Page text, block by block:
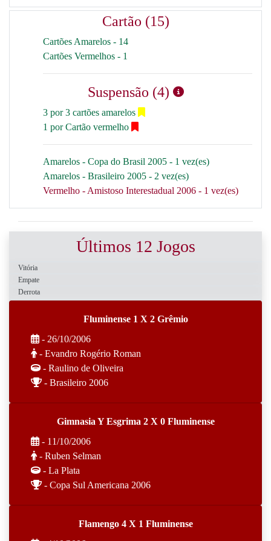
Cartão (15)
Cartões Amarelos - 14
Cartões Vermelhos - 1
Suspensão (4)
3 por 3 cartões amarelos
1 por Cartão vermelho
Amarelos - Copa do Brasil 2005 - 1 vez(es)
Amarelos - Brasileiro 2005 - 2 vez(es)
Vermelho - Amistoso Interestadual 2006 - 1 vez(es)
Últimos 12 Jogos
Vitória
Empate
Derrota
Fluminense 1 X 2 Grêmio
- 26/10/2006
- Evandro Rogério Roman
- Raulino de Oliveira
- Brasileiro 2006
Gimnasia Y Esgrima 2 X 0 Fluminense
- 11/10/2006
- Ruben Selman
- La Plata
- Copa Sul Americana 2006
Flamengo 4 X 1 Fluminense